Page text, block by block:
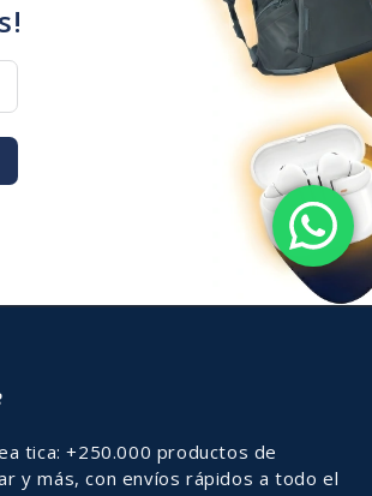
tica: +250.000 productos de
y más, con envíos rápidos a todo el